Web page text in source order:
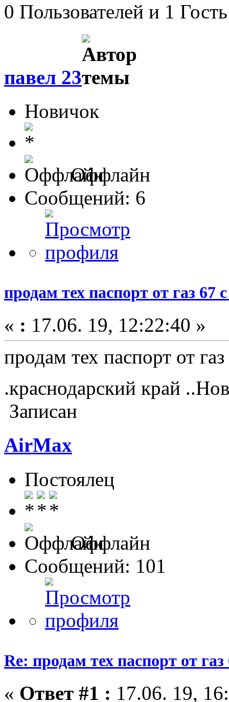
0 Пользователей и 1
павел 23
Новичок
Оффлайн
Сообщений: 6
продам тех паспорт от газ 67
« : 17.06. 19, 12:22:40 »
продам тех паспорт от
.краснодарский край
Записан
AirMax
Постоялец
Оффлайн
Сообщений: 101
Re: продам тех паспорт от
« Ответ #1 : 17.06. 19,